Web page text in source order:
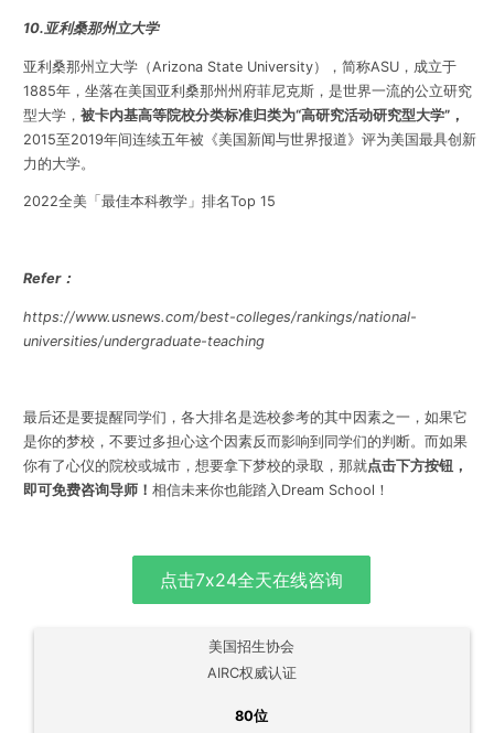
10.亚利桑那州立大学
亚利桑那州立大学（Arizona State University），简称ASU，成立于
1885年，坐落在美国亚利桑那州州府菲尼克斯，是世界一流的公立研究
型大学， 被卡内基高等院校分类标准归类为“高研究活动研究型大学”，
2015至2019年间连续五年被《美国新闻与世界报道》评为美国最具创新
力的大学。
2022全美「最佳本科教学」排名Top 15
Refer：
https://www.usnews.com/best-colleges/rankings/national-
universities/undergraduate-teaching
最后还是要提醒同学们，各大排名是选校参考的其中因素之一，如果它
是你的梦校，不要过多担心这个因素反而影响到同学们的判断。 而如果
你有了心仪的院校或城市，想要拿下梦校的录取，那就点击下方按钮，
即可免费咨询导师！ 相信未来你也能踏入Dream School！
点击7x24全天在线咨询
美国招生协会
AIRC权威认证
80位